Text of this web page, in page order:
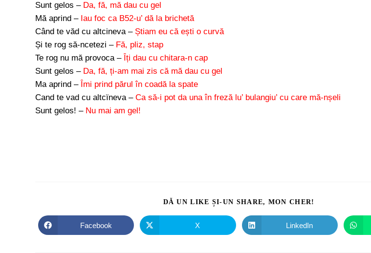
Sunt gelos – Da, fă, mă dau cu gel
Mă aprind – Iau foc ca B52-u’ dă la brichetă
Când te văd cu altcineva – Știam eu că ești o curvă
Și te rog să-ncetezi – Fă, pliz, stap
Te rog nu mă provoca – Îți dau cu chitara-n cap
Sunt gelos – Da, fă, ți-am mai zis că mă dau cu gel
Ma aprind – Îmi prind părul în coadă la spate
Cand te vad cu altcïneva – Ca să-i pot da una în freză lu’ bulangiu’ cu care mă-nșeli
Sunt gelos! – Nu mai am gel!
DĂ UN LIKE ȘI-UN SHARE, MON CHER!
Facebook X LinkedIn